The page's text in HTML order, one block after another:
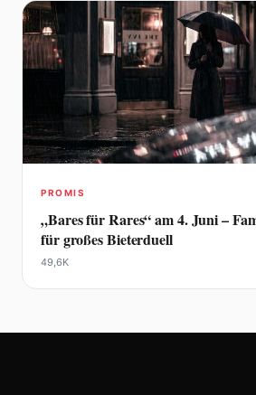
PROMIS
„Bares für Rares“ am 4. Juni –
für großes Bieterduell
49,6K